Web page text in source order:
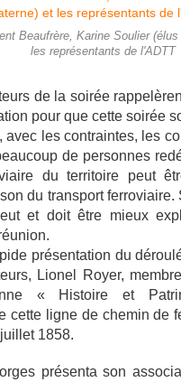
Beaufrère, Karine Soulier
les représentants de l'ADTT
de la soirée
pour que cette soirée
avec les contraintes, les
de personnes
du territoire peut
du transport ferroviaire.
et doit être mieux
présentation du
Lionel Royer,
« Histoire et
cette ligne de chemin de
juillet 1858.
présenta son